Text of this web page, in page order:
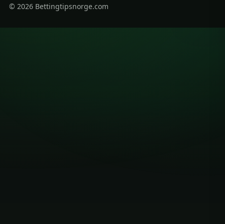
© 2026 Bettingtipsnorge.com